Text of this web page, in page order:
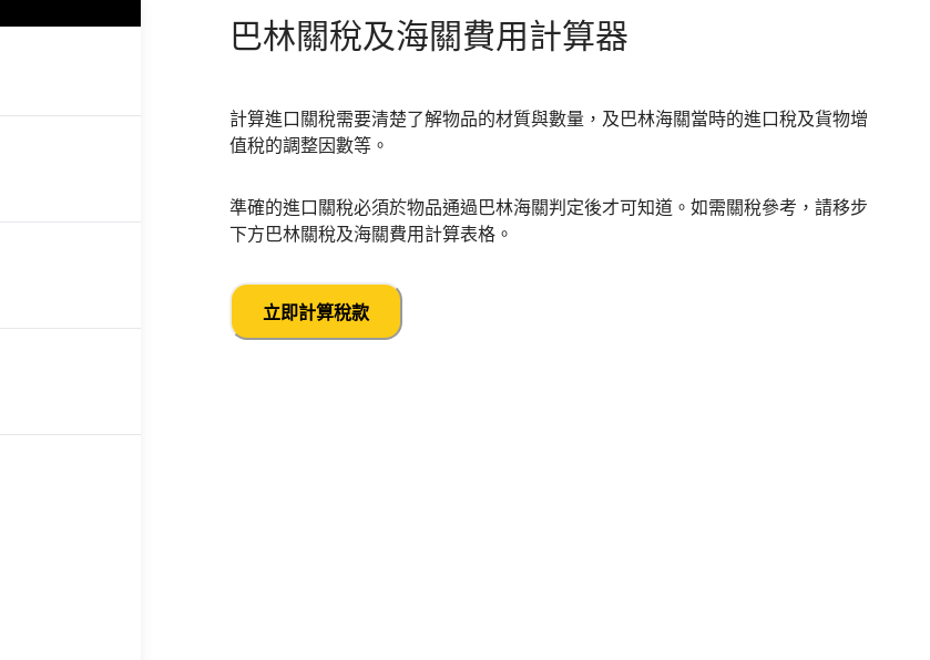
巴林關稅及海關費用計算器
計算進口關稅需要清楚了解物品的材質與數量，及巴林海關當時的進口稅及貨物增
值稅的調整因數等。
準確的進口關稅必須於物品通過巴林海關判定後才可知道。如需關稅參考，請移步
下方巴林關稅及海關費用計算表格。
立即計算稅款